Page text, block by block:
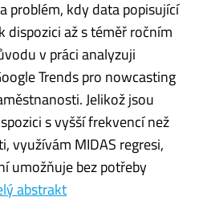
problém, kdy data popisující
až s téměř ročním
v práci analyzuji
Trends pro nowcasting
Jelikož jsou
s vyšší frekvencí než
využívám MIDAS regresi,
umožňuje bez potřeby
abstrakt